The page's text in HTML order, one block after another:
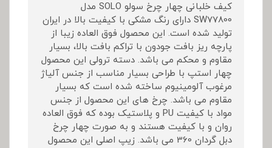
کیف خلبانی چهار چرخ سولو SOLO مدل
SW77800 دارای رنگ مشکی با کیفیت بالا در ایران
تولید شده است. این محصول فوق العاده زیبا از
پارچه ریز بافت جودون با تراکم بافت بالا، بسیار
مقاوم و محکم می باشد. دسته ترولی این محصول
چهار استپ با طراحی بسیار مناسب از جنس آلیاژ
مرغوب آلومینیوم ساخته شده است که بسیار
مقاوم می باشد. چرخ های این محصول از جنس
مواد با کیفیت PU و پلاستیک بوده که فوق العاده
روان و با کیفیت هستند و به صورت چهار چرخ
دبل گردان 360 می باشد. زیپ اصلی این محصول